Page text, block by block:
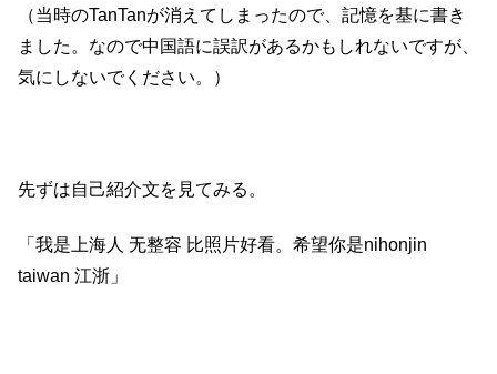
（当時のTanTanが消えてしまったので、記憶を基に書き
ました。なので中国語に誤訳があるかもしれないですが、
気にしないでください。）
先ずは自己紹介文を見てみる。
「我是上海人 无整容 比照片好看。希望你是nihonjin
taiwan 江浙」